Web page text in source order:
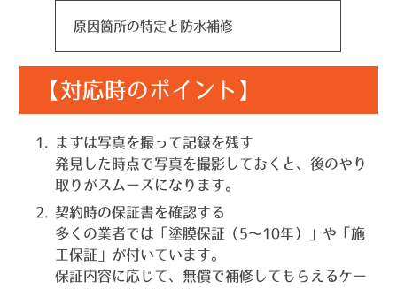
原因箇所の特定と防水補修
【対応時のポイント】
まずは写真を撮って記録を残す
発見した時点で写真を撮影しておくと、後のやり
取りがスムーズになります。
契約時の保証書を確認する
多くの業者では「塗膜保証（5〜10年）」や「施
工保証」が付いています。
保証内容に応じて、 無償で補修してもらえるケー